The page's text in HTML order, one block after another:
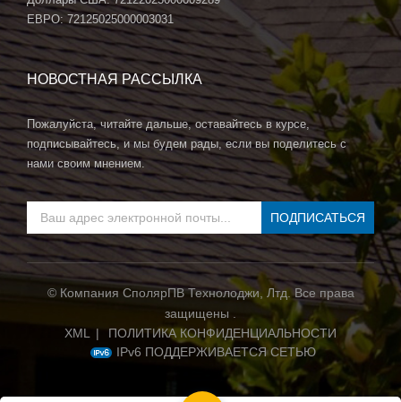
ЕВРО: 72125025000003031
НОВОСТНАЯ РАССЫЛКА
Пожалуйста, читайте дальше, оставайтесь в курсе,
подписывайтесь, и мы будем рады, если вы поделитесь с
нами своим мнением.
© Компания СполярПВ Технолоджи, Лтд. Все права
защищены .
XML
|
ПОЛИТИКА КОНФИДЕНЦИАЛЬНОСТИ
IPv6 ПОДДЕРЖИВАЕТСЯ СЕТЬЮ